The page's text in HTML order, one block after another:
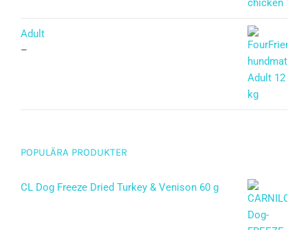
Adult
–
POPULÄRA PRODUKTER
CL Dog Freeze Dried Turkey & Venison 60 g